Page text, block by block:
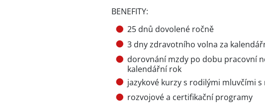
BENEFITY:
25 dnů dovolené ročně
3 dny zdravotního volna za
dorovnání mzdy po dobu pracovní
kalendářní rok
jazykové kurzy s rodilými mluvčími
rozvojové a certifikační programy